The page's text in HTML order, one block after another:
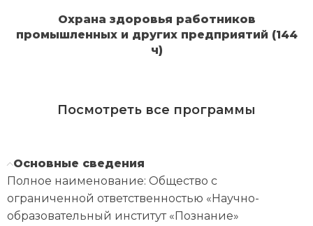
Охрана здоровья работников
промышленных и других предприятий (144
ч)
Посмотреть все программы
Основные сведения
Полное наименование: Общество с
ограниченной ответственностью «Научно-
образовательный институт «Познание»